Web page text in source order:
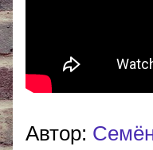
Автор: